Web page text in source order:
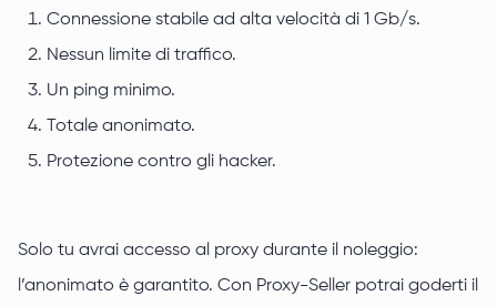
Connessione stabile ad alta velocità di 1 Gb/s.
Nessun limite di traffico.
Un ping minimo.
Totale anonimato.
Protezione contro gli hacker.
Solo tu avrai accesso al proxy durante il noleggio:
l’anonimato è garantito. Con Proxy-Seller potrai goderti il